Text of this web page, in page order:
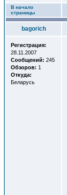
В начало
страницы
bagorich
Регистрация:
28.11.2007
Сообщений: 245
Обзоров: 1
Откуда:
Беларусь